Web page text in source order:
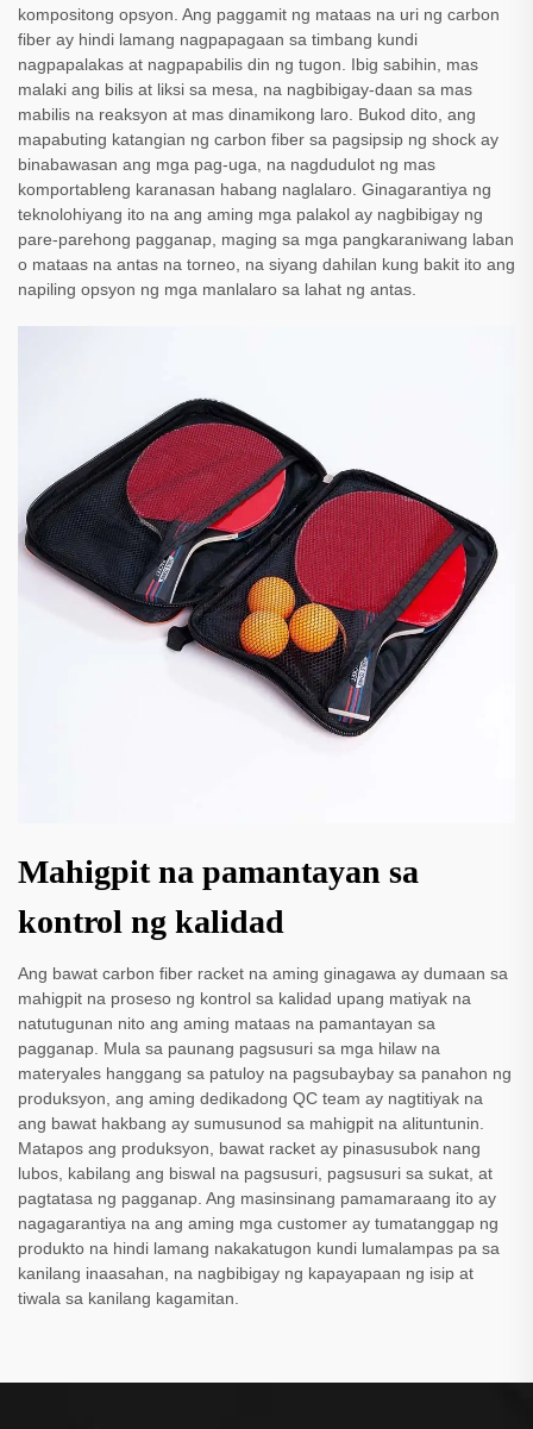
kompositong opsyon. Ang paggamit ng mataas na uri ng carbon
fiber ay hindi lamang nagpapagaan sa timbang kundi
nagpapalakas at nagpapabilis din ng tugon. Ibig sabihin, mas
malaki ang bilis at liksi sa mesa, na nagbibigay-daan sa mas
mabilis na reaksyon at mas dinamikong laro. Bukod dito, ang
mapabuting katangian ng carbon fiber sa pagsipsip ng shock ay
binabawasan ang mga pag-uga, na nagdudulot ng mas
komportableng karanasan habang naglalaro. Ginagarantiya ng
teknolohiyang ito na ang aming mga palakol ay nagbibigay ng
pare-parehong pagganap, maging sa mga pangkaraniwang laban
o mataas na antas na torneo, na siyang dahilan kung bakit ito ang
napiling opsyon ng mga manlalaro sa lahat ng antas.
Mahigpit na pamantayan sa
kontrol ng kalidad
Ang bawat carbon fiber racket na aming ginagawa ay dumaan sa
mahigpit na proseso ng kontrol sa kalidad upang matiyak na
natutugunan nito ang aming mataas na pamantayan sa
pagganap. Mula sa paunang pagsusuri sa mga hilaw na
materyales hanggang sa patuloy na pagsubaybay sa panahon ng
produksyon, ang aming dedikadong QC team ay nagtitiyak na
ang bawat hakbang ay sumusunod sa mahigpit na alituntunin.
Matapos ang produksyon, bawat racket ay pinasusubok nang
lubos, kabilang ang biswal na pagsusuri, pagsusuri sa sukat, at
pagtatasa ng pagganap. Ang masinsinang pamamaraang ito ay
nagagarantiya na ang aming mga customer ay tumatanggap ng
produkto na hindi lamang nakakatugon kundi lumalampas pa sa
kanilang inaasahan, na nagbibigay ng kapayapaan ng isip at
tiwala sa kanilang kagamitan.